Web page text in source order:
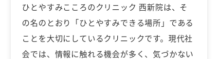
ひとやすみこころのクリニック 西新院は、そ
の名のとおり「ひとやすみできる場所」である
ことを大切にしているクリニックです。現代社
会では、情報に触れる機会が多く、気づかない